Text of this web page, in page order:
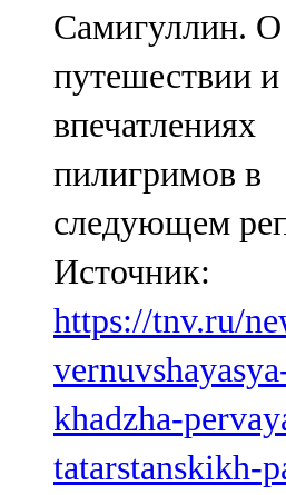
Самигуллин. О
путешествии и
впечатлениях
пилигримов в
следующем
Источник:
https://tnv.ru/
khadzha-
tatarstanskikh-